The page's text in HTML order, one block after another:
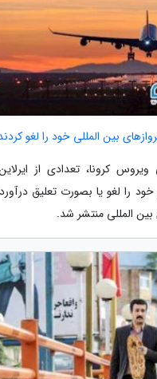
بین المللی خود را لغو
ویروس کرونا، تعدادی از
خود را لغو یا بصورت تعلیق
بین المللی منتشر شد.